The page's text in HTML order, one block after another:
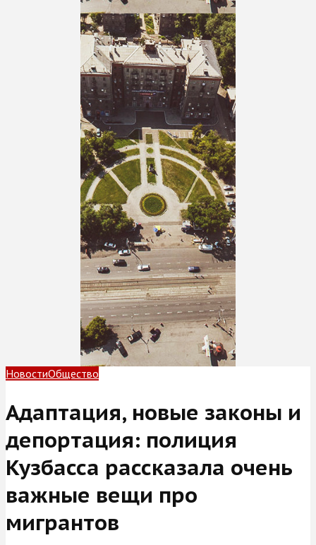
НовостиОбщество
Адаптация, новые законы и
депортация: полиция
Кузбасса рассказала очень
важные вещи про
мигрантов